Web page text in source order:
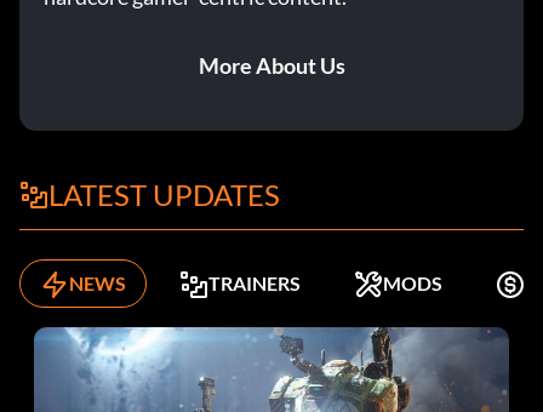
More About Us
LATEST UPDATES
NEWS TRAINERS MODS